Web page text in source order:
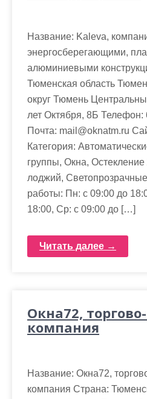
Название: Kaleva,
энергосберегающими,
алюминиевыми
Тюменская область
округ Тюмень
лет Октября, 8Б Телефон:
Почта: mail@oknatm.ru
Категория:
группы, Окна, Остекление
лоджий,
работы: Пн: с 09:00 до
18:00, Ср: с 09:00 до […]
Читать далее →
Окна72,
компания
Название: Окна72,
компания Страна: